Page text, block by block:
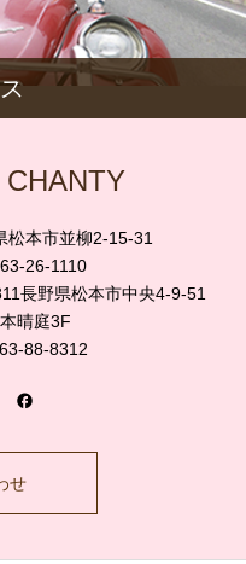
松本市並柳2-15-31
1110
長野県松本市中央4-9-51
晴庭3F
8312
せ